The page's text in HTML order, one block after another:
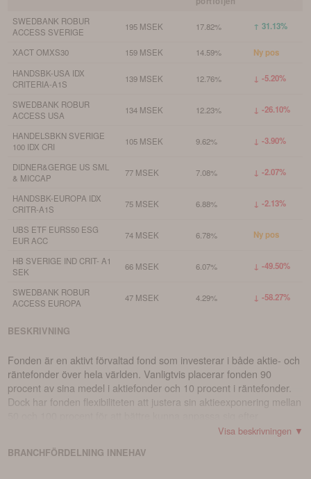
SWEDBANK ROBUR
ACCESS SVERIGE
195 MSEK 17.82% ↑ 31.13%
XACT OMXS30 159 MSEK 14.59% Ny pos
HANDSBK-USA IDX
CRITERIA-A1S
139 MSEK 12.76% ↓ -5.20%
SWEDBANK ROBUR
ACCESS USA
134 MSEK 12.23% ↓ -26.10%
HANDELSBKN SVERIGE
100 IDX CRI
105 MSEK 9.62% ↓ -3.90%
DIDNER&GERGE US SML
& MICCAP
77 MSEK 7.08% ↓ -2.07%
HANDSBK-EUROPA IDX
CRITR-A1S
75 MSEK 6.88% ↓ -2.13%
UBS ETF EURS50 ESG
EUR ACC
74 MSEK 6.78% Ny pos
HB SVERIGE IND CRIT- A1
SEK
66 MSEK 6.07% ↓ -49.50%
SWEDBANK ROBUR
ACCESS EUROPA
47 MSEK 4.29% ↓ -58.27%
BESKRIVNING
Fonden är en aktivt förvaltad fond som investerar i både aktie- och
räntefonder över hela världen. Vanligtvis placerar fonden 90
procent av sina medel i aktiefonder och 10 procent i räntefonder.
Dock har fonden flexibiliteten att justera sin aktieexponering mellan
Visa beskrivningen ▼
BRANCHFÖRDELNING INNEHAV